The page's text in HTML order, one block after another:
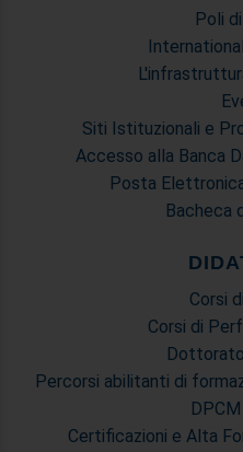
Poli
Siti Istituzionali e
Accesso alla Banca
Posta
Bacheca
Corsi
Corsi di
Percorsi abilitanti di
Certificazioni e Alta